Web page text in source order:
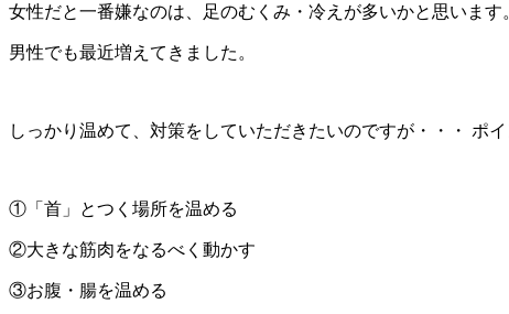
女性だと一番嫌なのは、足のむくみ・冷えが多いかと思います
男性でも最近増えてきました。
しっかり温めて、対策をしていただきたいのですが・・・ ポイ
①「首」とつく場所を温める
②大きな筋肉をなるべく動かす
③お腹・腸を温める